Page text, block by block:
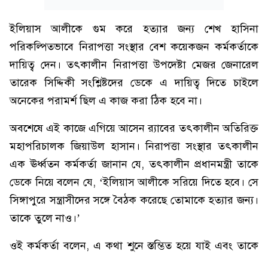
ইলিয়াস আলীকে গুম করে হত্যার জন্য শেখ হাসিনা
পরিকল্পিতভাবে নিরাপত্তা সংস্থার বেশ কয়েকজন কর্মকর্তাকে
দায়িত্ব দেন। তৎকালীন নিরাপত্তা উপদেষ্টা মেজর জেনারেল
তারেক সিদ্দিকী সংশ্লিষ্টদের ডেকে এ দায়িত্ব দিতে চাইলে
অনেকের পরামর্শ ছিল এ কাজ করা ঠিক হবে না।
অবশেষে এই কাজে এগিয়ে আসেন র‌্যাবের তৎকালীন অতিরিক্ত
মহাপরিচালক জিয়াউল হাসান। নিরাপত্তা সংস্থার তৎকালীন
এক ঊর্ধ্বতন কর্মকর্তা জানান যে, তৎকালীন প্রধানমন্ত্রী তাকে
ডেকে নিয়ে বলেন যে, ‘ইলিয়াস আলীকে সরিয়ে দিতে হবে। সে
সিঙ্গাপুরে সন্ত্রাসীদের সঙ্গে বৈঠক করেছে তোমাকে হত্যার জন্য।
তাকে তুলে নাও।’
ওই কর্মকর্তা বলেন, এ কথা শুনে স্তম্ভিত হয়ে যাই এবং তাকে